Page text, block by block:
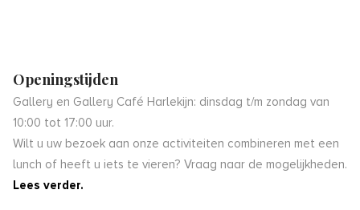
Openingstijden
Gallery en Gallery Café Harlekijn: dinsdag t/m zondag van
10:00 tot 17:00 uur.
Wilt u uw bezoek aan onze activiteiten combineren met een
lunch of heeft u iets te vieren? Vraag naar de mogelijkheden.
Lees verder.